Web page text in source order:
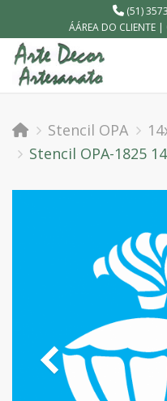
(51)
ÁÁREA DO CLIENTE|
Stencil OPA
Stencil OPA-1825